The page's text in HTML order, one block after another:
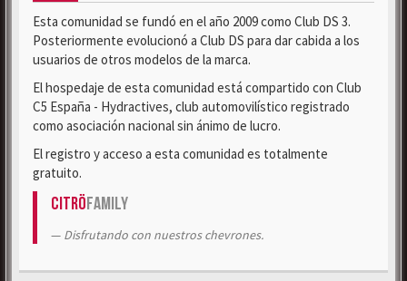
Esta comunidad se fundó en el año 2009 como Club DS 3.
Posteriormente evolucionó a Club DS para dar cabida a los
usuarios de otros modelos de la marca.
El hospedaje de esta comunidad está compartido con Club
C5 España - Hydractives, club automovilístico registrado
como asociación nacional sin ánimo de lucro.
El registro y acceso a esta comunidad es totalmente
gratuito.
CitröFamily
Disfrutando con nuestros chevrones.